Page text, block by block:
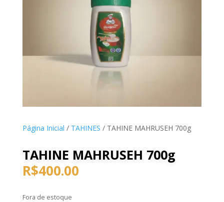
Página Inicial / TAHINES / TAHINE MAHRUSEH 700g
TAHINE MAHRUSEH 700g
R$400.00
Fora de estoque